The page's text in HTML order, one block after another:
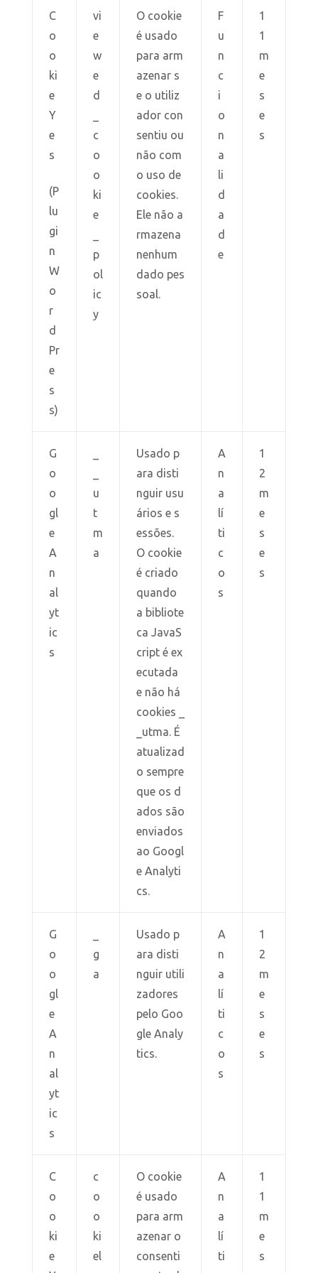
C
o
o
ki
e
Y
e
s
(P
lu
gi
n
W
o
r
d
Pr
e
s
s)
vi
e
w
e
d
c
o
o
ki
e
p
ol
ic
y
O cookie
é usado
para arm
azenar s
e o utiliz
ador con
sentiu ou
não com
o uso de
cookies.
Ele não a
rmazena
nenhum
dado pes
soal.
F
u
n
c
i
o
n
a
li
d
a
d
e
1
1
m
e
s
e
s
G
o
o
gl
e
A
n
al
yt
ic
s
u
t
m
a
Usado p
ara disti
nguir usu
ários e s
essões.
O cookie
é criado
quando
a bibliote
ca JavaS
cript é ex
ecutada
e não há
cookies _
_utma. É
atualizad
o sempre
que os d
ados são
enviados
ao Googl
e Analyti
cs.
A
n
a
lí
ti
c
o
s
1
2
m
e
s
e
s
G
o
o
gl
e
A
n
al
yt
ic
s
g
a
Usado p
ara disti
nguir utili
zadores
pelo Goo
gle Analy
tics.
A
n
a
lí
ti
c
o
s
1
2
m
e
s
e
s
C
o
o
ki
e
c
o
o
ki
el
O cookie
é usado
para arm
azenar o
consenti
A
n
a
lí
ti
1
1
m
e
s